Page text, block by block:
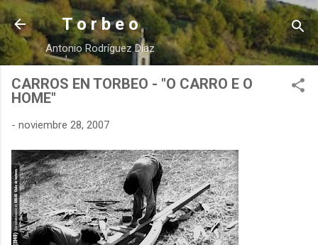
Ir al contenido principal
T o r b e o
Antonio Rodríguez Díaz
CARROS EN TORBEO - "O CARRO E O
HOME"
- noviembre 28, 2007